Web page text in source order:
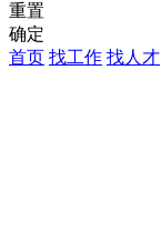
重置
确定
首页 找工作 找人才